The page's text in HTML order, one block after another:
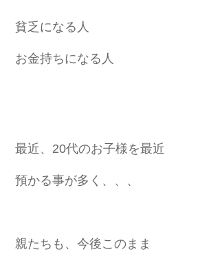
貧乏になる人
お金持ちになる人
最近、20代のお子様を最近
預かる事が多く、、、
親たちも、今後このまま